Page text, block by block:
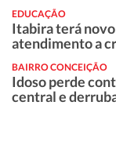
EDUCAÇÃO
Itabira terá
atendimento a
BAIRRO CONCEIÇÃO
Idoso perde
central e